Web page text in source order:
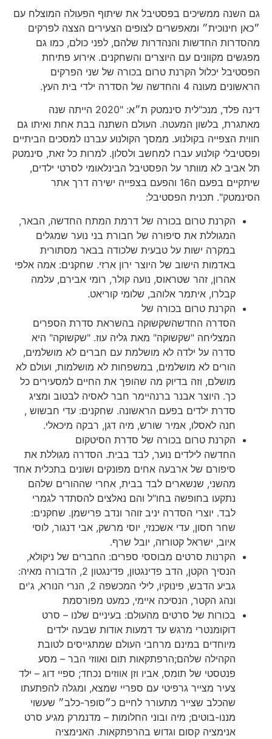
גם השנה ממשיכים בפסטיבל את שיתוף הפעולה המוצלח עם
״כאן חינוכית״ ומאפשרים לצופים הצעירים הצצה לפרקים
מהסדרות החדשות והנהדרות שלהם, לפני כולם, כמו גם
מפגשים מקוונים עם היוצרים והשחקנים. אירוע פתיחת
הפסטיבל יכלול הקרנת טרום בכורה של שני הפרקים
הראשונים מעונה 4 והחדשה של הסדרה ילדי בית העץ.
דינה פלד, מנכ"לית סינמטק ת״א: "2020 הייתה שנה
מאתגרת, בלשון המעטה. העולם השתנה בבת אחת ואיתו גם
חווית הצפייה בקולנוע. ממסך הקולנוע עברנו למסכים הביתיים
ופסטיבלי קולנוע עברו למחשב ולסלון. למרות כל זאת, סינמטק
תל אביב לא מוותר על הפסטיבל הבינלאומי לסרטי ילדים,
שיתקיים בפעם ה16 והפעם בצפייה ישירה דרך אתר
הסינמטק". תכנית הפסטיבל:
הקרנת טרום בכורה של דרמת המתח החדשה, הבאר,
המגוללת את סיפורה של חבורת בני נוער שמגלים
במקרה ישות על טבעית שלכודה בבאר מסתורית
באדמות הישוב של היוצר ירון ארזי. שחקנים: אמה אלפי
אהרון, זהר שטראוס, נועה קולר, רומי אבירם, עלמה
קבלרו, איתמר אלוהב, שלומי קוריאט.
הקרנת טרום בכורה של
הסדרה החדשהשקשוקה בהשראת סדרת הספרים
המצליחה "שקשוקה" מאת גליה עוז. "שקשוקה" היא
סדרה על ילדה לא מושלמת עם חברים לא מושלמים,
הורים לא מושלמים, במשפחות לא מושלמות, ועולם לא
מושלם, וזה בדיוק מה שהופך את החיים למסעירים כל
כך. היוצר אבנר ברנהיימר חבר לאסיה לבטוב ומציג
סדרת ילדים בפעם הראשונה. שחקנים: עדי חבשוש ,
חנה לאסלו, אמיר שורש, מיה דגן, רבקה מיכאלי.
הקרנת טרום בכורה של סדרת הסיטקום
החדשה לילדים נוער, לבד בבית. הסדרה מגוללת את
סיפורם של ארבעה אחים מפונקים ושונים בתכלית אחד
מהשני, שנשארים לבד בבית, אחרי שההורים שלהם
נתקעו בחופשה בחו"ל והם נאלצים להסתדר לגמרי
לבד. יוצרי הסדרה יניב זוהר ונדב פרישמן. שחקנים:
שחר חסון, עדי אשכנזי, יוסי מרשק, אבי דנגור, לוסי
איוב, ישראל קטורזה, יובל שרף.
הקרנות סרטים מבוססי ספרים: החברים של ניקולא,
הנסיך הקטן, הדב פדינגטון, פדינגטון 2, הדבורה מאיה:
גביע הדבש, פינוקיו, לילי המכשפה 2, הנרי הנורא, ג'ים
ונהג הקטר, הנסיכה איימי, כמעט מפורסמת
בכורות של סרטים מהעולם: בעיניים שלנו – סרט
דוקומנטרי מרגש עד דמעות אודות שבעה ילדים
מיוחדים במינם מרחבי העולם שמתגייסים לטובת
הקהילה שלהם;הרפתקאות תום ואווזי הבר – מסע
פנטסטי של תומס, אביו וזן אווזים נכחד; ספיי דוג – ילד
צעיר מצייר גרפיטי עם ספריי שמצא, ומגלה להפתעתו
שהכלב שצייר מתעורר לחיים כ״סופר-כלב״ שעשוי
מננו-בוטים; מיה ובוני החלומות – מדנמרק מגיע סרט
אנימציה קסום וגדוש בהרפתקאות. האנימציה